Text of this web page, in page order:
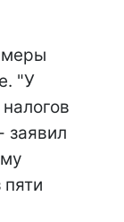
меры
"У
заявил